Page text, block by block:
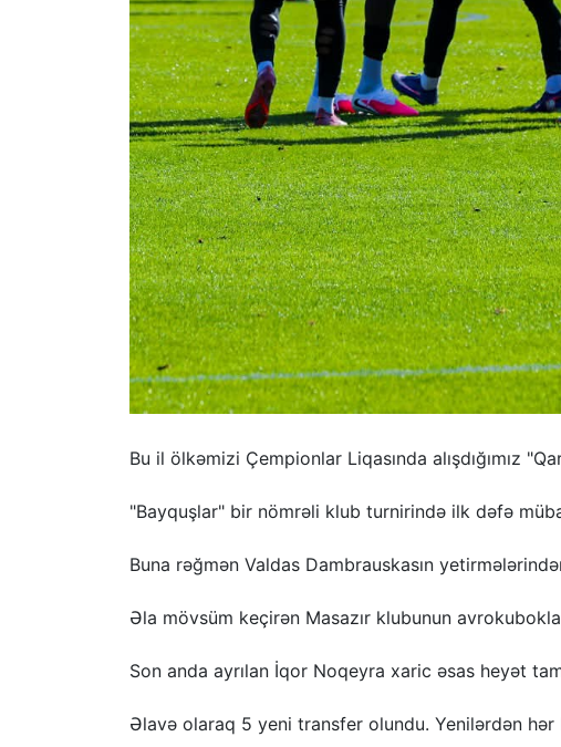
Bu il ölkəmizi Çempionlar Liqasında alışdığımız
"Bayquşlar" bir nömrəli klub turnirində ilk dəfə
Buna rəğmən Valdas Dambrauskasın
Əla mövsüm keçirən Masazır klubunun
Son anda ayrılan İqor Noqeyra xaric əsas heyət
Əlavə olaraq 5 yeni transfer olundu. Yenilərdən